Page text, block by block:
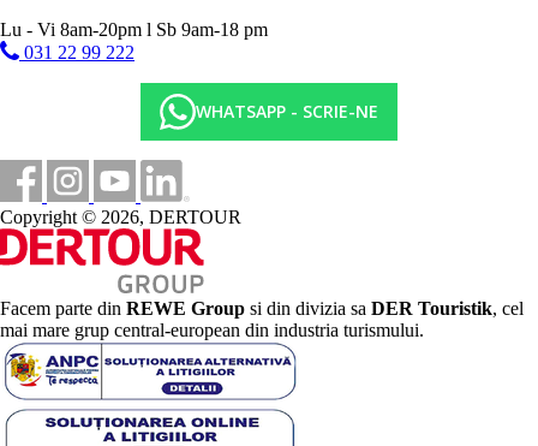
Lu - Vi 8am-20pm l Sb 9am-18 pm
031 22 99 222
WHATSAPP - SCRIE-NE
Copyright © 2026, DERTOUR
Facem parte din REWE Group si din divizia sa DER Touristik, cel
mai mare grup central-european din industria turismului.